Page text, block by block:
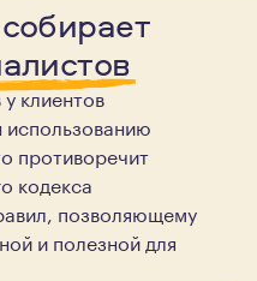
клиентов
использованию
противоречит
кодекса
позволяющему
и полезной для